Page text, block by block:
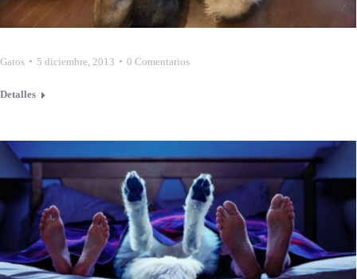
Gatos 5 diciembre, 2013 0 Comentarios
Detalles